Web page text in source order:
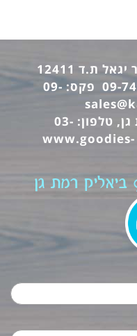
ק.א שוקולד בע"מ, בזלת 3 צור יגאל ת.ד 12411
מיקוד: 44862, טלפון: 09-7440473 פקס: 09-
חנות היבואן: ביאליק 50, רמת גן, טלפון: 03-
www.goodies-